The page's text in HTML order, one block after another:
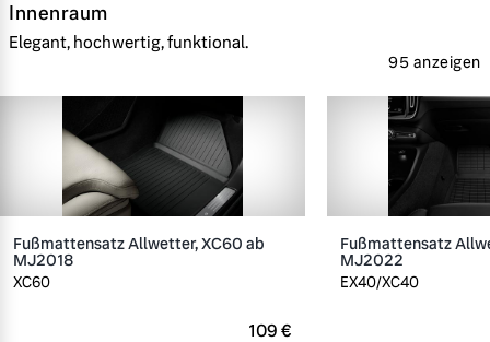
Innenraum
Elegant, hochwertig, funktional.
95 anzeigen
Fußmattensatz Allwetter, XC60 ab
MJ2018
XC60
109 €
Fußmattensatz
MJ2022
EX40/XC40